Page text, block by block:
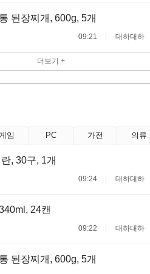
된장찌개, 600g, 5개
09:21 대하대하
더보기 +
임 PC 가전 의류
, 30구, 1개
09:24 대하대하
24캔
09:22 대하대하
된장찌개, 600g, 5개